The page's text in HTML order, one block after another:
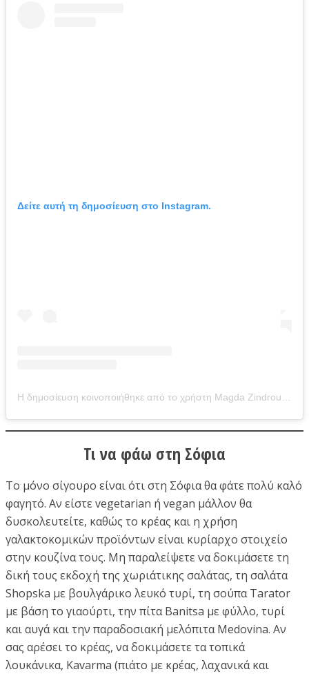
Δείτε αυτή τη δημοσίευση στο Instagram.
Τι να φάω στη Σόφια
Το μόνο σίγουρο είναι ότι στη Σόφια θα φάτε πολύ καλό
φαγητό. Αν είστε vegetarian ή vegan μάλλον θα
δυσκολευτείτε, καθώς το κρέας και η χρήση
γαλακτοκομικών προϊόντων είναι κυρίαρχο στοιχείο
στην κουζίνα τους. Μη παραλείψετε να δοκιμάσετε τη
δική τους εκδοχή της χωριάτικης σαλάτας, τη σαλάτα
Shopska με βουλγάρικο λευκό τυρί, τη σούπα Tarator
με βάση το γιαούρτι, την πίτα Banitsa με φύλλο, τυρί
και αυγά και την παραδοσιακή μελόπιτα Medovina. Αν
σας αρέσει το κρέας, να δοκιμάσετε τα τοπικά
λουκάνικα, Kavarma (πιάτο με κρέας, λαχανικά και